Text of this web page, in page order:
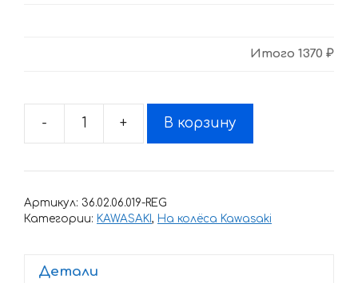
Итого 1370 ₽
-
Количество
Комплект
на
+ В корзину
Артикул: 36.02.06.019-REG
Категории: KAWASAKI, На колёса Kawasaki
Детали